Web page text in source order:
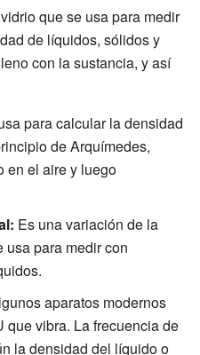
que se usa para medir
de líquidos, sólidos y
con la sustancia, y así
para calcular la densidad
de Arquímedes,
en el aire y luego
Es una variación de la
para medir con
aparatos modernos
que vibra. La frecuencia de
la densidad del líquido o